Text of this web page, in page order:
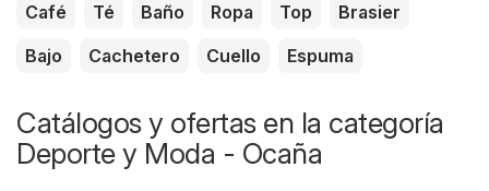
Café Té Baño Ropa Top
Brasier
Bajo
Cachetero Cuello Espuma
Catálogos y ofertas en la categoría
Deporte y Moda - Ocaña